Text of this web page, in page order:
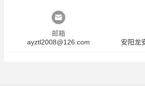
邮箱
ayztl2008@126.com
安阳龙